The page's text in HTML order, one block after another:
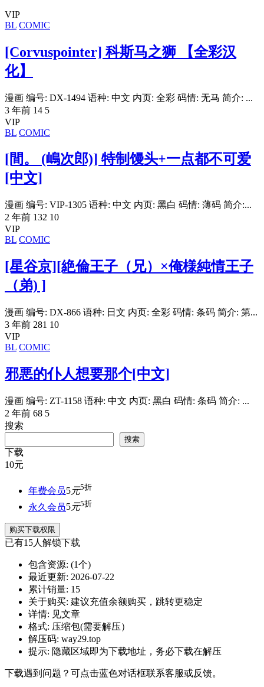
VIP
BL COMIC
[Corvuspointer] 科斯马之狮 【全彩汉
化】
漫画 编号: DX-1494 语种: 中文 内页: 全彩 码情: 无马 简介: ...
3 年前 14 5
VIP
BL COMIC
[間。 (嶋次郎)] 特制馒头+一点都不可爱
[中文]
漫画 编号: VIP-1305 语种: 中文 内页: 黑白 码情: 薄码 简介:...
2 年前 132 10
VIP
BL COMIC
[星谷京][絶倫王子（兄）×俺様純情王子
（弟) ]
漫画 编号: DX-866 语种: 日文 内页: 全彩 码情: 条码 简介: 第...
3 年前 281 10
VIP
BL COMIC
邪悪的仆人想要那个[中文]
漫画 编号: ZT-1158 语种: 中文 内页: 黑白 码情: 条码 简介: ...
2 年前 68 5
搜索
搜索
下载
10元
年费会员5元5折
永久会员5元5折
购买下载权限
已有15人解锁下载
包含资源: (1个)
最近更新: 2026-07-22
累计销量: 15
关于购买: 建议充值余额购买，跳转更稳定
详情: 见文章
格式: 压缩包(需要解压）
解压码: way29.top
提示: 隐藏区域即为下载地址，务必下载在解压
下载遇到问题？可点击蓝色对话框联系客服或反馈。